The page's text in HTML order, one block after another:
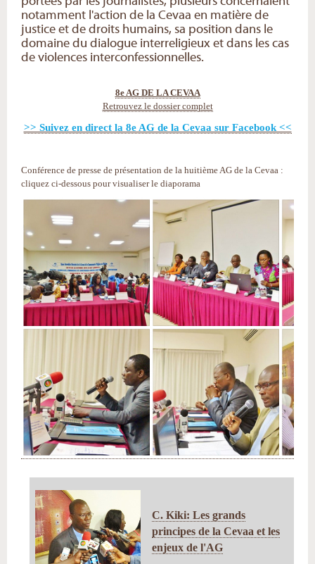
notamment l'action de la Cevaa en matière de
justice et de droits humains, sa position dans le
domaine du dialogue interreligieux et dans les cas
de violences interconfessionnelles.
8e AG DE LA CEVAA
Retrouvez le dossier complet
>> Suivez en direct la 8e AG de la Cevaa sur Facebook <<
Conférence de presse de présentation de la huitième AG de la Cevaa :
cliquez ci-dessous pour visualiser le diaporama
C. Kiki: Les grands
principes de la Cevaa et les
enjeux de l'AG